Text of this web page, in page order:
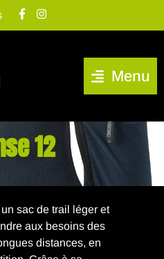
Menu
12
sac de trail léger et
aux besoins des
distances, en